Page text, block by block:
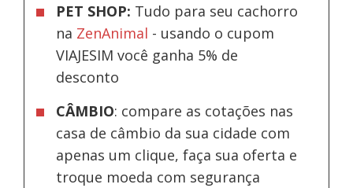
PET SHOP: Tudo para seu cachorro
na ZenAnimal - usando o cupom
VIAJESIM você ganha 5% de
desconto
CÂMBIO: compare as cotações nas
casa de câmbio da sua cidade com
apenas um clique, faça sua oferta e
troque moeda com segurança